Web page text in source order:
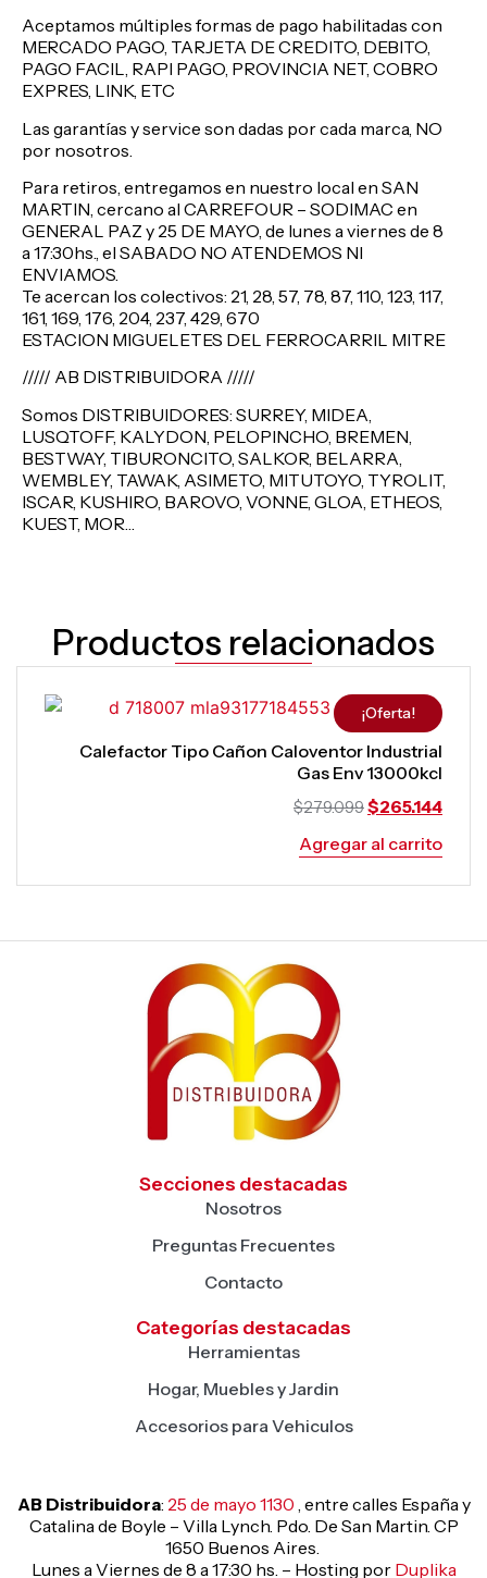
Aceptamos múltiples formas de pago habilitadas con
MERCADO PAGO, TARJETA DE CREDITO, DEBITO,
PAGO FACIL, RAPI PAGO, PROVINCIA NET, COBRO
EXPRES, LINK, ETC
Las garantías y service son dadas por cada marca, NO
por nosotros.
Para retiros, entregamos en nuestro local en SAN
MARTIN, cercano al CARREFOUR – SODIMAC en
GENERAL PAZ y 25 DE MAYO, de lunes a viernes de 8
a 17:30hs., el SABADO NO ATENDEMOS NI
ENVIAMOS.
Te acercan los colectivos: 21, 28, 57, 78, 87, 110, 123, 117,
161, 169, 176, 204, 237, 429, 670
ESTACION MIGUELETES DEL FERROCARRIL MITRE
///// AB DISTRIBUIDORA /////
Somos DISTRIBUIDORES: SURREY, MIDEA,
LUSQTOFF, KALYDON, PELOPINCHO, BREMEN,
BESTWAY, TIBURONCITO, SALKOR, BELARRA,
WEMBLEY, TAWAK, ASIMETO, MITUTOYO, TYROLIT,
ISCAR, KUSHIRO, BAROVO, VONNE, GLOA, ETHEOS,
KUEST, MOR…
Productos relacionados
¡Oferta!
Calefactor Tipo Cañon Caloventor Industrial
Gas Env 13000kcl
$279.099$265.144
Agregar al carrito
Secciones destacadas
Nosotros
Preguntas Frecuentes
Contacto
Categorías destacadas
Herramientas
Hogar, Muebles y Jardin
Accesorios para Vehiculos
AB Distribuidora: 25 de mayo 1130 , entre calles España y
Catalina de Boyle – Villa Lynch. Pdo. De San Martin. CP
1650 Buenos Aires.
Lunes a Viernes de 8 a 17:30 hs. – Hosting por Duplika